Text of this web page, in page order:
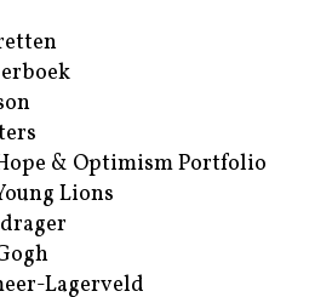
& Optimism Portfolio
Lions
Lagerveld